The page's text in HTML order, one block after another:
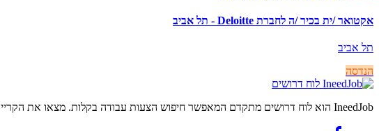
אקטואר /ית בכיר /ה לחברת Deloitte - תל אביב
תל אביב
הנדסה
לוח דרושים
IneedJob הוא לוח דרושים מתקדם המאפשר חיפוש הצעות עבודה בקלות. מצאו את הקריירה החדשה שלכם היום.